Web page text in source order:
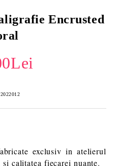
Encrusted
2022012
exclusiv in atelierul
calitatea fiecarei nuante.